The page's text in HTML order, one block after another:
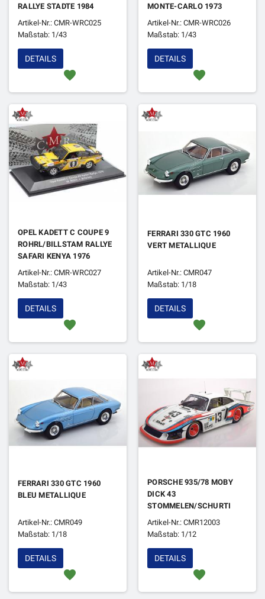
RALLYE STADTE 1984
Artikel-Nr.: CMR-WRC025
Maßstab: 1/43
favorite
DETAILS
MONTE-CARLO 1973
Artikel-Nr.: CMR-WRC026
Maßstab: 1/43
favorite
DETAILS
OPEL KADETT C COUPE 9
ROHRL/BILLSTAM RALLYE
SAFARI KENYA 1976
Artikel-Nr.: CMR-WRC027
Maßstab: 1/43
favorite
DETAILS
FERRARI 330 GTC 1960
VERT METALLIQUE
Artikel-Nr.: CMR047
Maßstab: 1/18
favorite
DETAILS
FERRARI 330 GTC 1960
BLEU METALLIQUE
Artikel-Nr.: CMR049
Maßstab: 1/18
favorite
DETAILS
PORSCHE 935/78 MOBY
DICK 43
STOMMELEN/SCHURTI
24H DU MANS 1978
Artikel-Nr.: CMR12003
Maßstab: 1/12
favorite
DETAILS